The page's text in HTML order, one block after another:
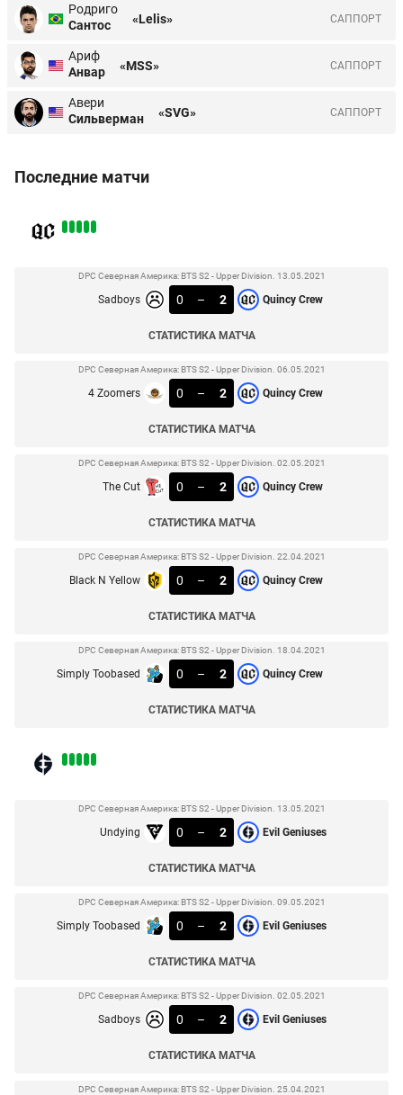
Родриго
Сантос
«Lelis» CАППОРТ
Ариф
Анвар
«MSS» CАППОРТ
Авери
Сильверман
«SVG» CАППОРТ
Последние матчи
DPC Северная Америка: BTS S2 - Upper Division. 13.05.2021
Sadboys 0 – 2 Quincy Crew
СТАТИСТИКА МАТЧА
DPC Северная Америка: BTS S2 - Upper Division. 06.05.2021
4 Zoomers 0 – 2 Quincy Crew
СТАТИСТИКА МАТЧА
DPC Северная Америка: BTS S2 - Upper Division. 02.05.2021
The Cut 0 – 2 Quincy Crew
СТАТИСТИКА МАТЧА
DPC Северная Америка: BTS S2 - Upper Division. 22.04.2021
Black N Yellow 0 – 2 Quincy Crew
СТАТИСТИКА МАТЧА
DPC Северная Америка: BTS S2 - Upper Division. 18.04.2021
Simply Toobased 0 – 2 Quincy Crew
СТАТИСТИКА МАТЧА
DPC Северная Америка: BTS S2 - Upper Division. 13.05.2021
Undying 0 – 2 Evil Geniuses
СТАТИСТИКА МАТЧА
DPC Северная Америка: BTS S2 - Upper Division. 09.05.2021
Simply Toobased 0 – 2 Evil Geniuses
СТАТИСТИКА МАТЧА
DPC Северная Америка: BTS S2 - Upper Division. 02.05.2021
Sadboys 0 – 2 Evil Geniuses
СТАТИСТИКА МАТЧА
DPC Северная Америка: BTS S2 - Upper Division. 25.04.2021